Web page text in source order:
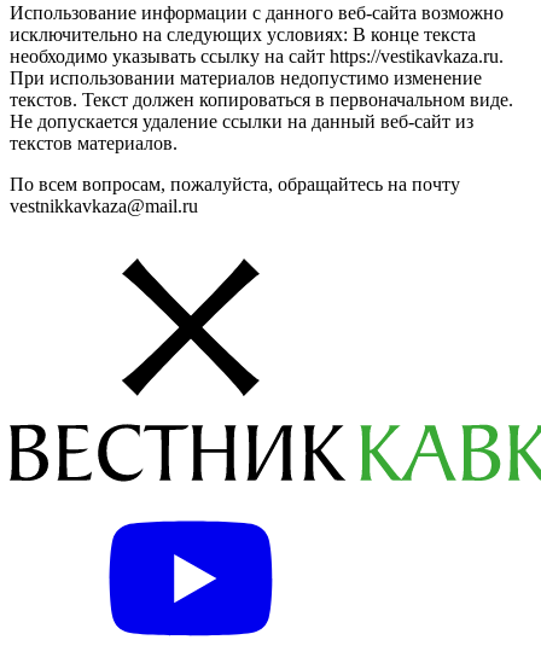
Использование информации с данного веб-сайта возможно
исключительно на следующих условиях: В конце текста
необходимо указывать ссылку на сайт https://vestikavkaza.ru.
При использовании материалов недопустимо изменение
текстов. Текст должен копироваться в первоначальном виде.
Не допускается удаление ссылки на данный веб-сайт из
текстов материалов.
По всем вопросам, пожалуйста, обращайтесь на почту
vestnikkavkaza@mail.ru